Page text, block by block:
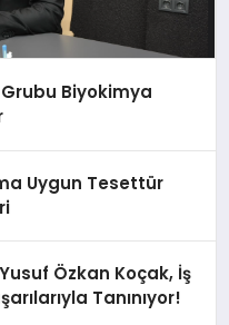
Biyokimya
Uygun Tesettür
Özkan Koçak, İş
Tanınıyor!